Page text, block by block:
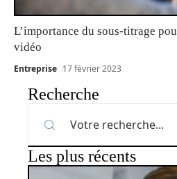
L’importance du sous-titrage
vidéo
Entreprise 17 février 2023
Recherche
Les plus récents